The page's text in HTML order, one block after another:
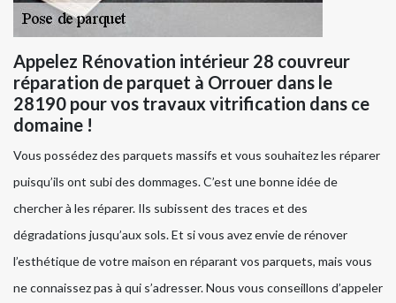
Appelez Rénovation intérieur 28 couvreur
réparation de parquet à Orrouer dans le
28190 pour vos travaux vitrification dans ce
domaine !
Vous possédez des parquets massifs et vous souhaitez les réparer
puisqu’ils ont subi des dommages. C’est une bonne idée de
chercher à les réparer. Ils subissent des traces et des
dégradations jusqu’aux sols. Et si vous avez envie de rénover
l’esthétique de votre maison en réparant vos parquets, mais vous
ne connaissez pas à qui s’adresser. Nous vous conseillons d’appeler